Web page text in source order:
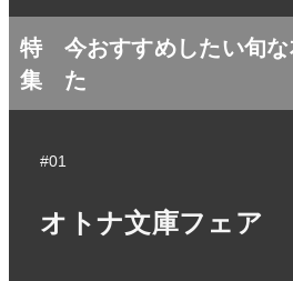
特
集
今おすすめしたい旬
た
#01
オトナ文庫フェア